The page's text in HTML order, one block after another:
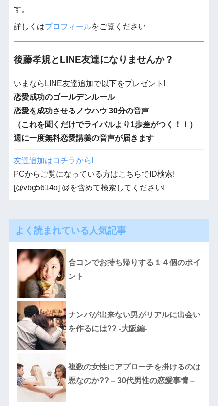
す。
詳しくはプロフィールをご覧ください
後藤孝規とLINE友達になりませんか？
いまならLINE友達追加で以下をプレゼント!
恋愛成功のゴールデンルール
恋愛を成功させるノウハウ 30分の音声
（これを聞くだけでライバルより1歩差がつく！！）
週に一度無料恋愛講義の音声が届きます
友達追加はコチラから!
PCからご覧になっている方はこちらでID検索!
[@vbg5614o] @を含めて検索してください!
よく読まれている人気記事
合コンでお持ち帰りする１４個のポイ
ント
ナンパが出来ない男がリアルに出会い
を作るには?? -大阪編-
複数の女性にアプローチを掛けるのは
悪なのか?? – 30代男性の恋愛事情 –